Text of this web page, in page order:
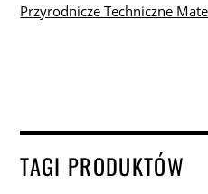
Przyrodnicze Techniczne
TAGI PRODUKTÓW